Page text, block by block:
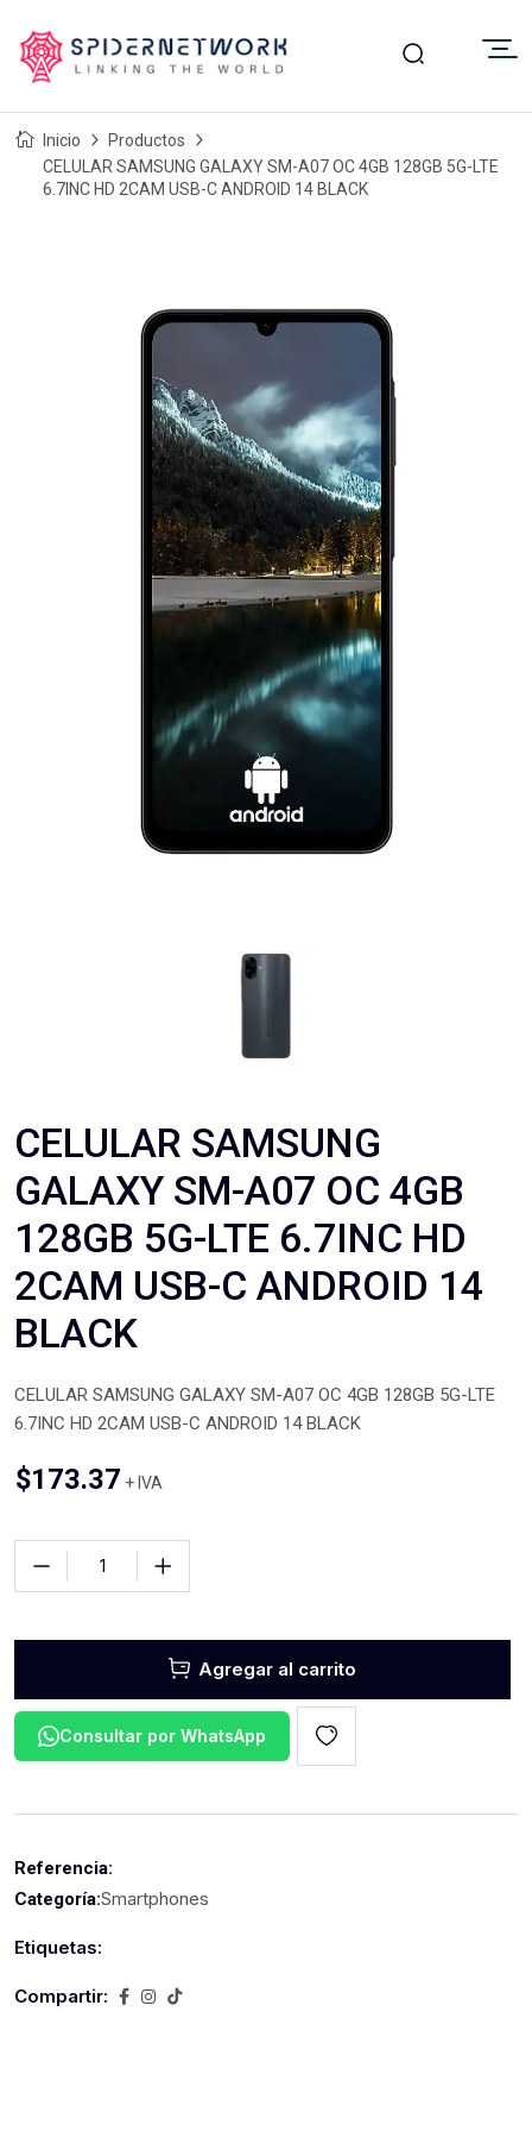
Inicio
Productos
CELULAR SAMSUNG GALAXY SM-A07 OC 4GB 128GB 5G-LTE
6.7INC HD 2CAM USB-C ANDROID 14 BLACK
CELULAR SAMSUNG
GALAXY SM-A07 OC 4GB
128GB 5G-LTE 6.7INC HD
2CAM USB-C ANDROID 14
BLACK
CELULAR SAMSUNG GALAXY SM-A07 OC 4GB 128GB 5G-LTE
6.7INC HD 2CAM USB-C ANDROID 14 BLACK
$173.37 + IVA
Agregar al carrito
Consultar por WhatsApp
Referencia:
Categoría:Smartphones
Etiquetas:
Compartir: